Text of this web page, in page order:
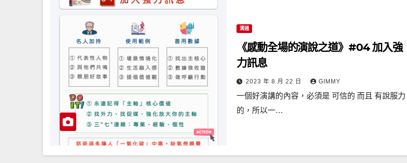
溝通
《感動全場的演說之道》#04 加入強
力訊息
2023 年 8 月 22 日 GIMMY
一個好演講的內容，必須是 可信的 而且 有說服力
的，所以一…